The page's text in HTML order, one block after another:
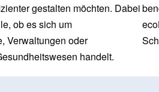
gestalten möchten. Dabei
ob es sich um
Verwaltungen oder
handelt.